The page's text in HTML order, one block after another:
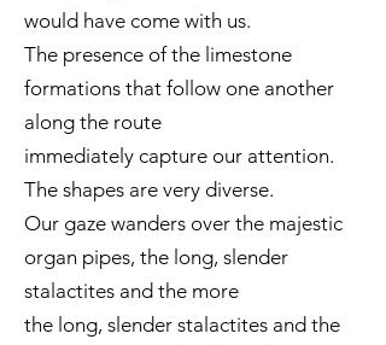
would have come with us.
The presence of the limestone
formations that follow one another
along the route
immediately capture our attention.
The shapes are very diverse.
Our gaze wanders over the majestic
organ pipes, the long, slender
stalactites and the more
the long, slender stalactites and the